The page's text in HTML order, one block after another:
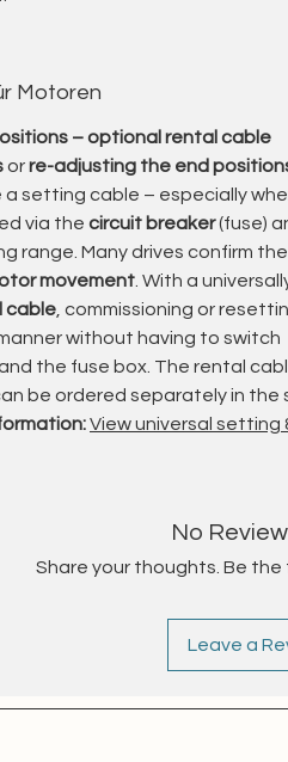
exakt zu steuern, auf Wind und
Wetterbedingungen zuverlässig
mechanische Antriebe für
Drehrichtung
der mechanischen Kupplung
sodass der Motor technisch
ermöglichen diese Motoren eine
Alternative zum
Motoren
– optional rental cable
orre-adjusting the end
a setting cable – especially
via the circuit breaker(fuse)
range. Many drives confirm
movement . With a
cable , commissioning or
without having to switch
the fuse box. The rental
be ordered separately in the
View universal setting
No
Share your thoughts. Be the
Leave a